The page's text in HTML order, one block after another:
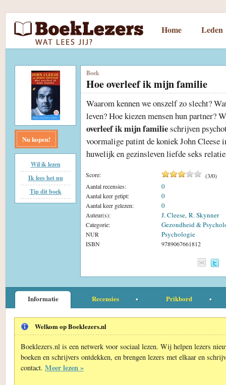
Home Leden
Nu kopen!
Wil ik lezen
Ik lees het nu
Tip dit boek
Boek
Hoe overleef ik mijn familie
Waarom kennen we onszelf zo slecht?
leven? Hoe kiezen mensen hun partner?
overleef ik mijn familieschrijven
voormalige patint de koniek John Cleese
huwelijk en gezinsleven liefde seks
Score: (3/0)
Aantal recensies:
0
Aantal keer getipt: 0
Aantal keer gelezen: 0
Auteur(s): J. Cleese, R. Skynner
Categorie: Gezondheid &
NUR Psychologie
ISBN 9789067661812
Informatie Recensies Prikbord
Welkom op Boeklezers.nl
Boeklezers.nl is een netwerk voor sociaal lezen. Wij helpen lezers
boeken en schrijvers ontdekken, en brengen lezers met elkaar en
contact. Meer lezen »